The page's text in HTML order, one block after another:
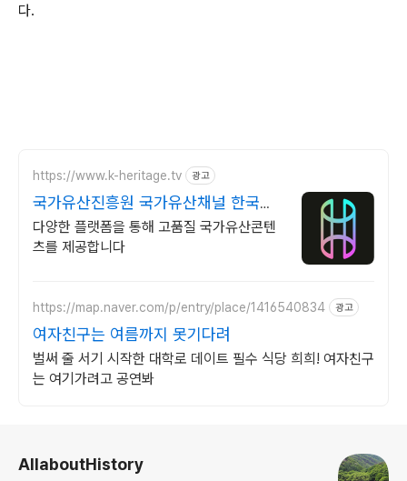
다.
https://www.k-heritage.tv 광고
국가유산진흥원 국가유산채널 한국의
세계유산 영상
다양한 플랫폼을 통해 고품질 국가유산콘텐
츠를 제공합니다
https://map.naver.com/p/entry/place/1416540834 광고
여자친구는 여름까지 못기다려
벌써 줄 서기 시작한 대학로 데이트 필수 식당 희희! 여자친구
는 여기가려고 공연봐
AllaboutHistory